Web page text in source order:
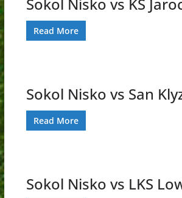
Read More
Sokol Nisko vs San
Read More
Sokol Nisko vs LKS